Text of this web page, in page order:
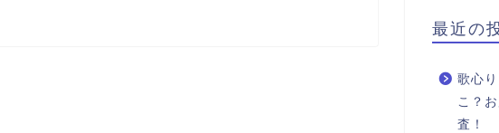
最近の
歌心
こ？
査！